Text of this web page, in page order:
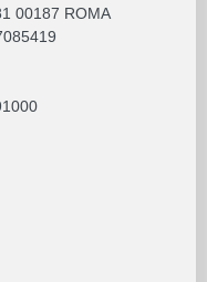
00187 ROMA